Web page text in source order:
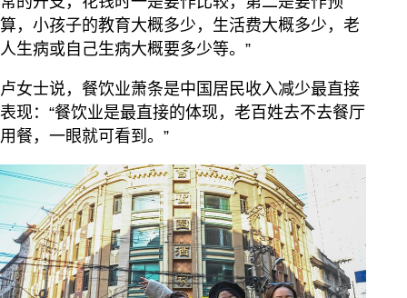
算，小孩子的教育大概多少，生活费大概多少，老
人生病或自己生病大概要多少等。”
卢女士说，餐饮业萧条是中国居民收入减少最直接
表现：“餐饮业是最直接的体现，老百姓去不去餐厅
用餐，一眼就可看到。”